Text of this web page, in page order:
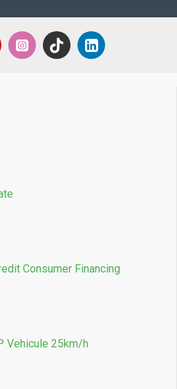
Consumer Financing
Vehicule 25km/h